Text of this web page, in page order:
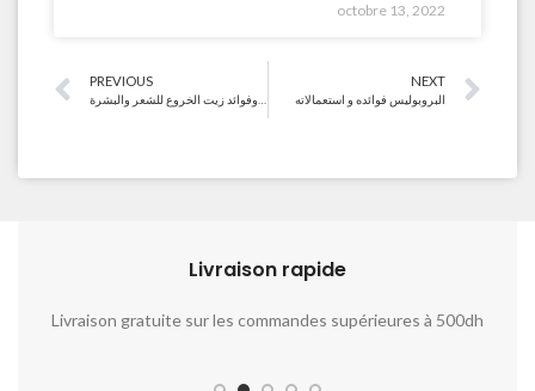
octobre 13, 2022
PREVIOUS
استعمالات وفوائد زيت الخروع للشعر والبشرة
NEXT
البروبوليس فوائده و استعمالاته
Livraison rapide​​
Livraison gratuite sur les commandes supérieures à 500dh